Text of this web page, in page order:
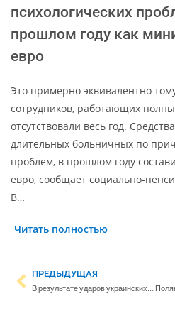
психологических
прошлом году как
евро
Это примерно эквивалентно
сотрудников, работающих
отсутствовали весь год.
длительных больничных по
проблем, в прошлом году
евро, сообщает социально-
В…
Читать полностью
ПРЕДЫДУЩАЯ
В результате ударов украинских дронов воспламенились несколько нефтебаз в Ростовской области